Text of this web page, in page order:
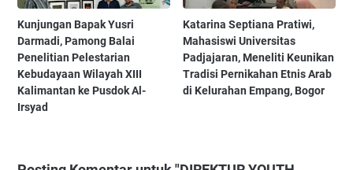
Kunjungan Bapak Yusri
Darmadi, Pamong Balai
Penelitian Pelestarian
Kebudayaan Wilayah XIII
Kalimantan ke Pusdok Al-
Irsyad
Katarina Septiana Pratiwi,
Mahasiswi Universitas
Padjajaran, Meneliti Keunikan
Tradisi Pernikahan Etnis Arab
di Kelurahan Empang, Bogor